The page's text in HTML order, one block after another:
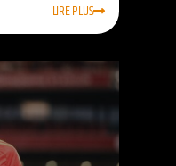
LIRE PLUS